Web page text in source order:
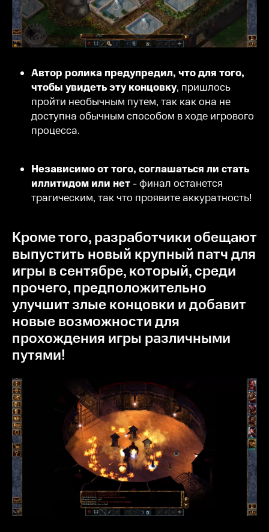
Автор ролика предупредил, что для того,
чтобы увидеть эту концовку, пришлось
пройти необычным путем, так как она не
доступна обычным способом в ходе игрового
процесса.
Независимо от того, соглашаться ли стать
иллитидом или нет- финал останется
трагическим, так что проявите аккуратность!
Кроме того, разработчики обещают
выпустить новый крупный патч для
игры в сентябре, который, среди
прочего, предположительно
улучшит злые концовки и добавит
новые возможности для
прохождения игры различными
путями!